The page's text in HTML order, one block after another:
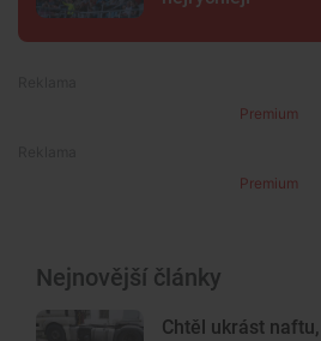
Premium
Premium
Nejnovější články
Chtěl ukrást